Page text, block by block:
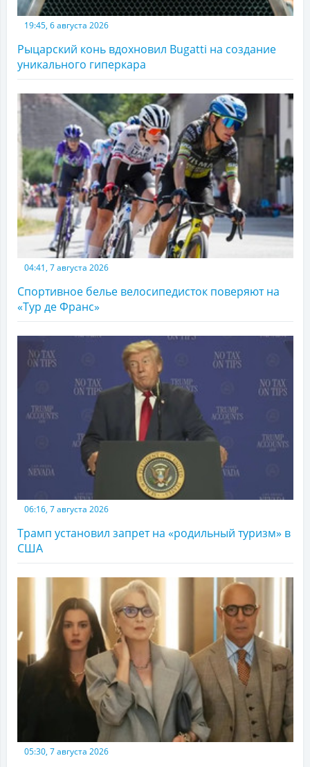
19:45, 6 августа 2026
Рыцарский конь вдохновил Bugatti на создание
уникального гиперкара
04:41, 7 августа 2026
Спортивное белье велосипедисток поверяют на
«Тур де Франс»
06:16, 7 августа 2026
Трамп установил запрет на «родильный туризм» в
США
05:30, 7 августа 2026